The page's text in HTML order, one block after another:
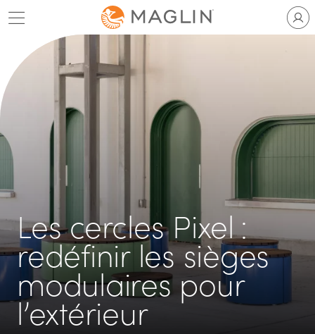
Passer
au
contenu
Les cercles Pixel :
redéfinir les sièges
modulaires pour
l’extérieur